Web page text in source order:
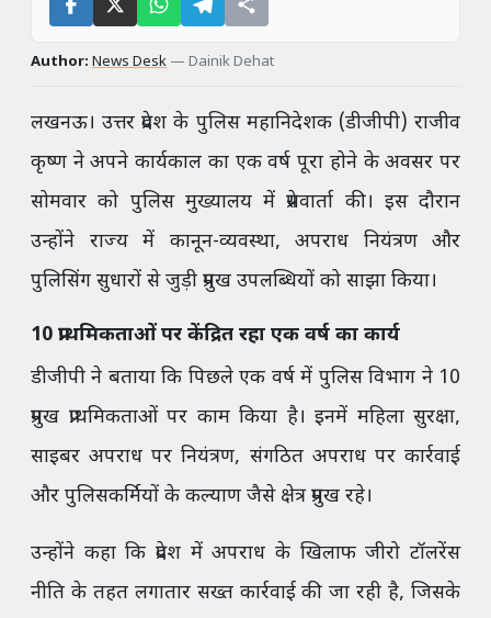
Author: News Desk — Dainik Dehat
लखनऊ। उत्तर प्रदेश के पुलिस महानिदेशक (डीजीपी) राजीव
कृष्ण ने अपने कार्यकाल का एक वर्ष पूरा होने के अवसर पर
सोमवार को पुलिस मुख्यालय में प्रेसवार्ता की। इस दौरान
उन्होंने राज्य में कानून-व्यवस्था, अपराध नियंत्रण और
पुलिसिंग सुधारों से जुड़ी प्रमुख उपलब्धियों को साझा किया।
10 प्राथमिकताओं पर केंद्रित रहा एक वर्ष का कार्य
डीजीपी ने बताया कि पिछले एक वर्ष में पुलिस विभाग ने 10
प्रमुख प्राथमिकताओं पर काम किया है। इनमें महिला सुरक्षा,
साइबर अपराध पर नियंत्रण, संगठित अपराध पर कार्रवाई
और पुलिसकर्मियों के कल्याण जैसे क्षेत्र प्रमुख रहे।
उन्होंने कहा कि प्रदेश में अपराध के खिलाफ जीरो टॉलरेंस
नीति के तहत लगातार सख्त कार्रवाई की जा रही है, जिसके